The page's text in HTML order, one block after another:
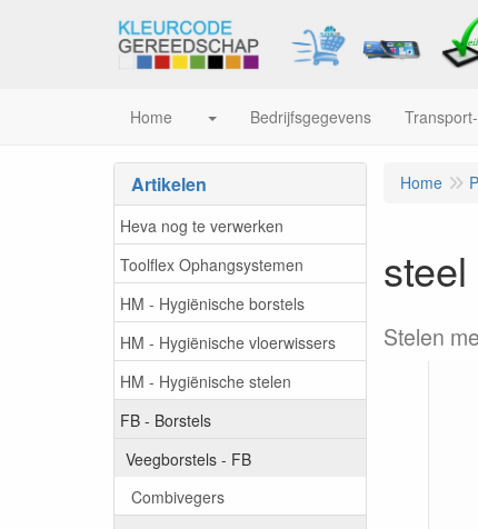
Home Bedrijfsgegevens
Artikelen
Heva nog te verwerken
Toolflex Ophangsystemen
HM - Hygiënische borstels
HM - Hygiënische vloerwissers
HM - Hygiënische stelen
FB - Borstels
Veegborstels - FB
Combivegers
Home
Stelen